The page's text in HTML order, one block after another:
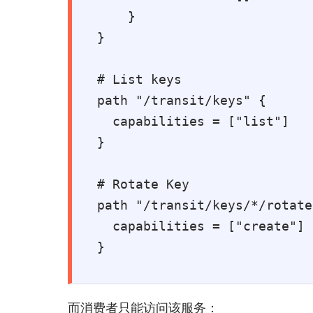
    }
}
# List keys
path "/transit/keys" {
  capabilities = ["list"]
}
# Rotate Key
path "/transit/keys/*/
  capabilities = ["create"]
}
而消费者只能访问该服务：